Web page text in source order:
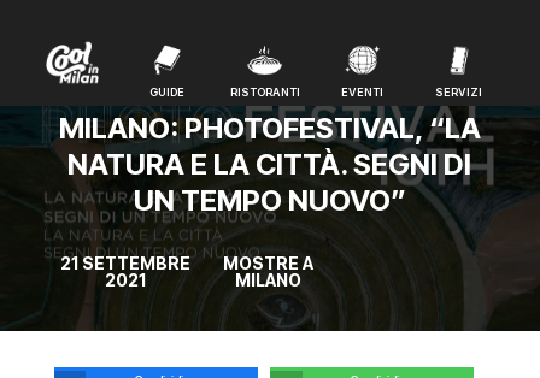
GUIDE RISTORANTI EVENTI SERVIZI
GUIDE RISTORANTI EVENTI SERVIZI
MILANO: PHOTOFESTIVAL, “LA
NATURA E LA CITTÀ. SEGNI DI
UN TEMPO NUOVO”
21 SETTEMBRE
2021
MOSTRE A
MILANO